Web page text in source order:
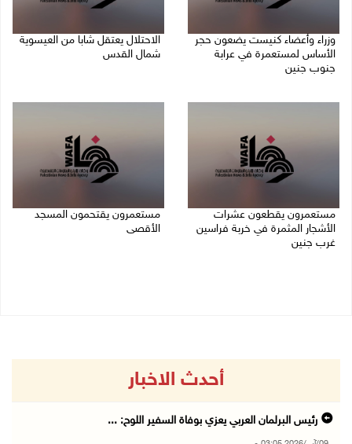
وزراء وأعضاء كنيست يضعون حجر
الأساس لمستعمرة في عرابة
جنوب جنين
الاحتلال يعتقل شابا من العيسوية
شمال القدس
مستعمرون يقطعون عشرات
الأشجار المثمرة في خربة فراسين
غرب جنين
مستعمرون يقتحمون المسجد
الأقصى
أحدث الاخبار
رئيس البرلمان العربي يعزي بوفاة السفير اللوح: ...